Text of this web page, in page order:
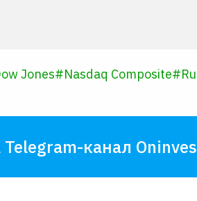
Jones#Nasdaq Composite#
канал